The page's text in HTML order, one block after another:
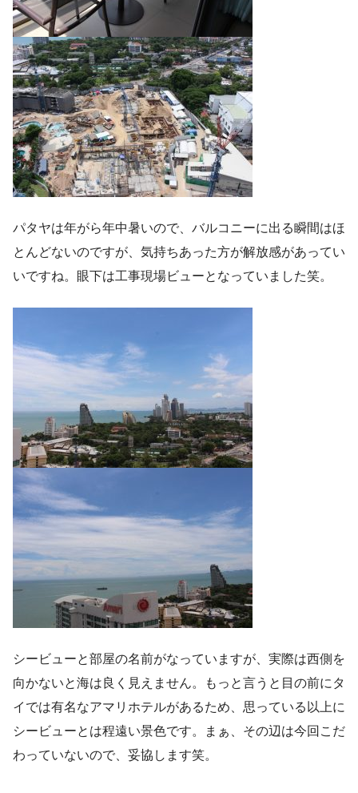
パタヤは年がら年中暑いので、バルコニーに出る瞬間はほ
とんどないのですが、気持ちあった方が解放感があってい
いですね。眼下は工事現場ビューとなっていました笑。
シービューと部屋の名前がなっていますが、実際は西側を
向かないと海は良く見えません。もっと言うと目の前にタ
イでは有名なアマリホテルがあるため、思っている以上に
シービューとは程遠い景色です。まぁ、その辺は今回こだ
わっていないので、妥協します笑。